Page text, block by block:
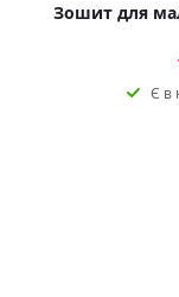
Зошит для
Є в